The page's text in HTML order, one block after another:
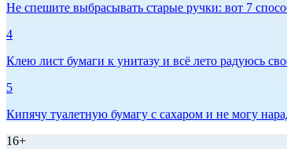
Не спешите выбрасывать старые ручки: вот 7
4
Клею лист бумаги к унитазу и всё лето радуюсь
5
Кипячу туалетную бумагу с сахаром и не могу
16+